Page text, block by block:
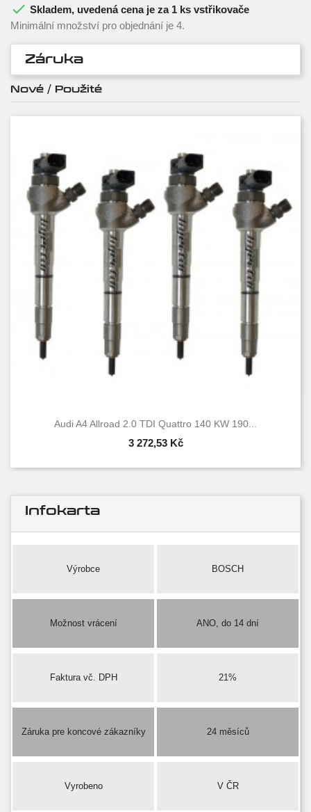
 Skladem, uvedená cena je za 1 ks vstřikovače
Minimální množství pro objednání je 4.
Záruka
Nové / Použité
Audi A4 Allroad 2.0 TDI Quattro 140 KW 190...
3 272,53 Kč
Infokarta
Výrobce BOSCH
Možnost vrácení ANO, do 14 dní
Faktura vč. DPH 21%
Záruka pre koncové zákazníky 24 měsíců
Vyrobeno V ČR